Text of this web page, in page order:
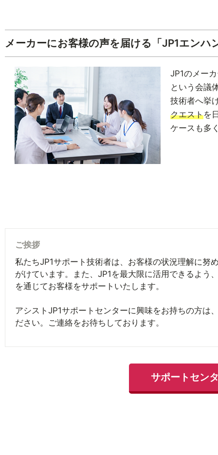
メーカーにお客様の声を届ける「JP1エンハ
JP1のメー
という会議
技術者へ挙
クエストを
ケースも多
ご挨拶
私たちJP1サポート技術者は、お客様の状況理解に努
がけています。また、JP1を最大限に活用できるよう
を通じてお客様をサポートいたします。
アシストJP1サポートセンターに興味をお持ちの方は
ださい。ご連絡をお待ちしております。
サポートセン